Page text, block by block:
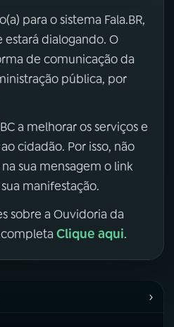
para o sistema Fala.BR,
estará dialogando. O
de comunicação da
pública, por
a melhorar os serviços e
cidadão. Por isso, não
sua mensagem o link
manifestação.
sobre a Ouvidoria da
completa Clique aqui.
›